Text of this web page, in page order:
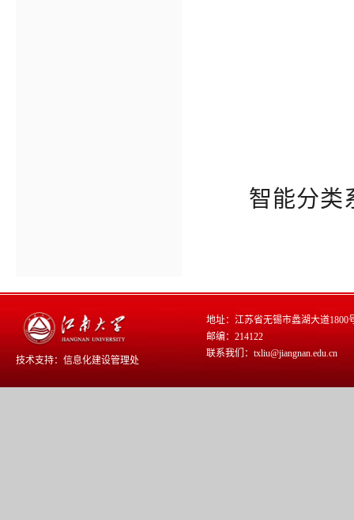
智能分类
技术支持： 信息化建设管理处
地址：江苏省无锡市蠡湖大道1800
邮编：214122
联系我们：txliu@jiangnan.edu.cn